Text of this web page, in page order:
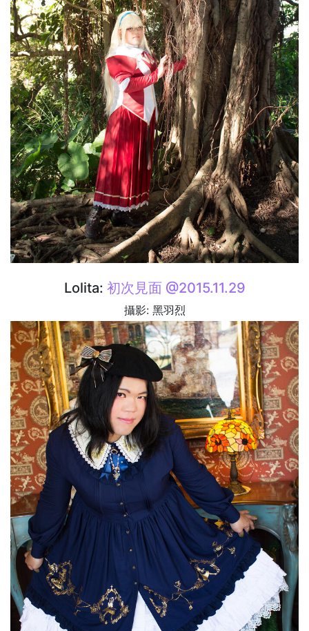
Lolita: 初次見面 @2015.11.29
攝影: 黑羽烈